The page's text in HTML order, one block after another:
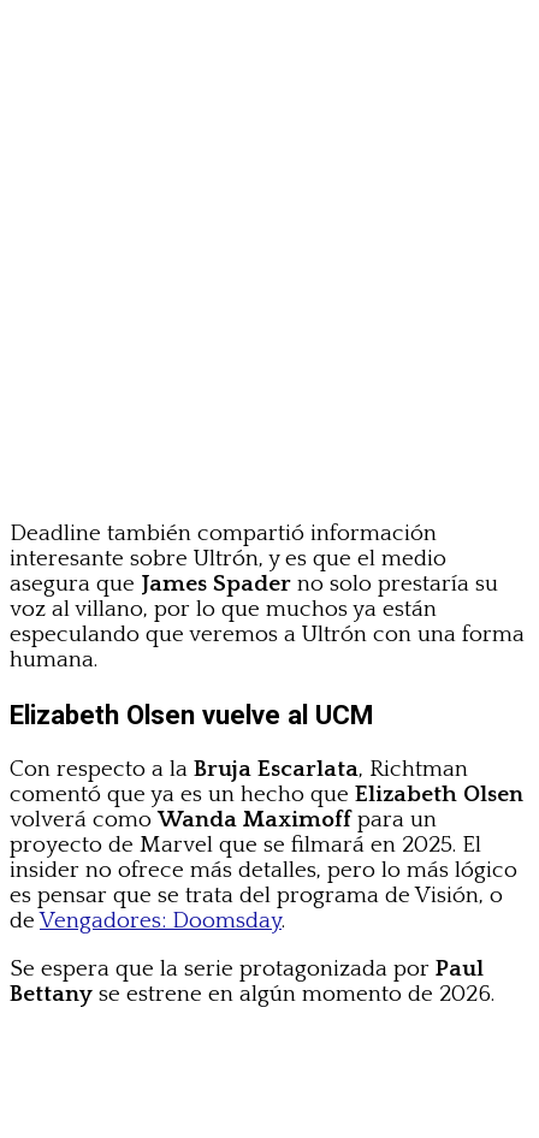
Deadline también compartió información
interesante sobre Ultrón, y es que el medio
asegura que James Spader no solo prestaría su
voz al villano, por lo que muchos ya están
especulando que veremos a Ultrón con una forma
humana.
Elizabeth Olsen vuelve al UCM
Con respecto a la Bruja Escarlata, Richtman
comentó que ya es un hecho que Elizabeth Olsen
volverá comoWanda Maximoffpara un
proyecto de Marvel que se filmará en 2025. El
insider no ofrece más detalles, pero lo más lógico
es pensar que se trata del programa de Visión, o
deVengadores: Doomsday.
Se espera que la serie protagonizada por Paul
Bettany se estrene en algún momento de 2026.